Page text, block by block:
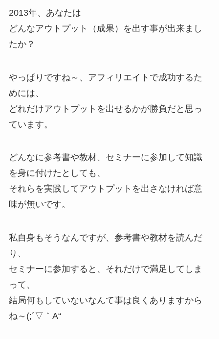
2013年、あなたは
どんなアウトプット（成果）を出す事が出来まし
たか？
やっぱりですね～、アフィリエイトで成功するた
めには、
どれだけアウトプットを出せるかが勝負だと思っ
ています。
どんなに参考書や教材、セミナーに参加して知識
を身に付けたとしても、
それらを実践してアウトプットを出さなければ意
味が無いです。
私自身もそうなんですが、参考書や教材を読んだ
り、
セミナーに参加すると、それだけで満足してしま
って、
結局何もしていないなんて事は良くありますから
ね～(;´▽｀A“